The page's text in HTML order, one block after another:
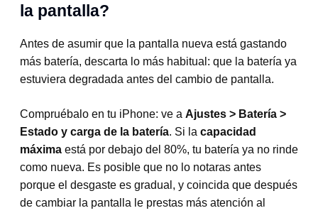
la pantalla?
Antes de asumir que la pantalla nueva está gastando
más batería, descarta lo más habitual: que la batería ya
estuviera degradada antes del cambio de pantalla.
Compruébalo en tu iPhone: ve a Ajustes > Batería >
Estado y carga de la batería. Si la capacidad
máxima está por debajo del 80%, tu batería ya no rinde
como nueva. Es posible que no lo notaras antes
porque el desgaste es gradual, y coincida que después
de cambiar la pantalla le prestas más atención al